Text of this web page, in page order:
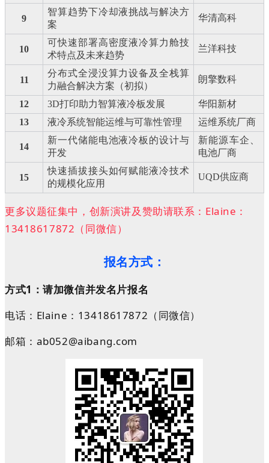
9
智算趋势下冷却液挑战与解决方
案
华清高科
10
可快速部署高密度液冷算力舱技
术特点及未来趋势
兰洋科技
11
分布式全浸没算力设备及全栈算
力融合解决方案（初拟）
朗擎数科
12 3D打印助力智算液冷板发展
华阳新材
13
液冷系统智能运维与可靠性管理 运维系统厂商
14
新一代储能电池液冷板的设计与
开发
新能源车企、
电池厂商
15
快速插拔接头如何赋能液冷技术
的规模化应用
UQD供应商
更多议题征集中，创新演讲及赞助请联系：Elaine：
13418617872（同微信）
报名方式：
方式1 ：请加微信并发名片报名
电话： Elaine ： 13418617872 （同微信）
邮箱： ab052@aibang.com